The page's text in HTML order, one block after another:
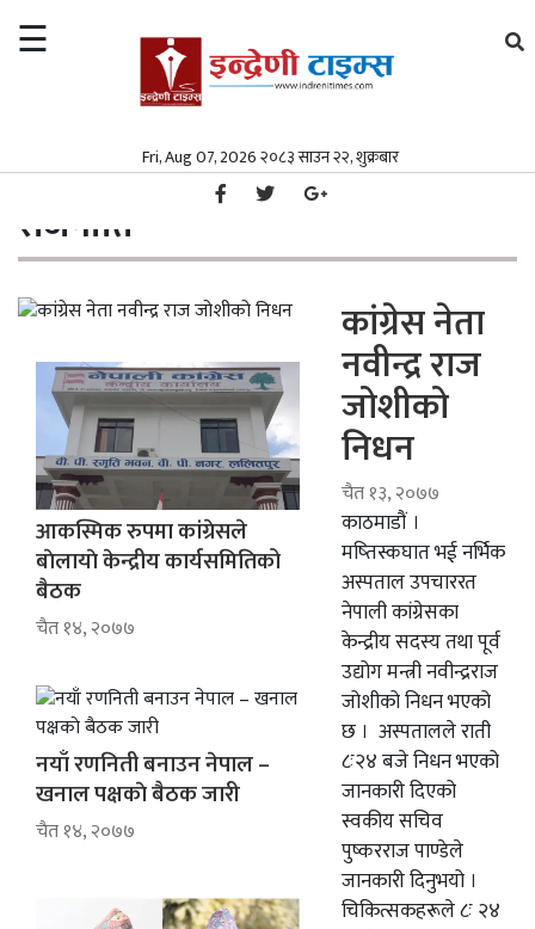
☰
Fri, Aug 07, 2026 २०८३ साउन २२, शुक्रबार
समाज
पत्रपत्रिका
मनोरञ्जन
विश्व
स्वास्थ्य
अर्थ/
वाणिज्य
शिक्षा
सम्पादकीय
संस्कृति/
संस्कार
प्रदेश
खेलकुद
पत्रपत्रिका
मनोरञ्जन
विश्व
स्वास्थ्य
अर्थ/
वाणिज्य
शिक्षा
सम्पादकीय
संस्कृति/
प्रदेश
खेलकुद
सूचना/
गृहपृष्ठ/ राजनीति
राजनीति
कांग्रेस नेता
नवीन्द्र राज
जोशीको
निधन
चैत १३, २०७७
काठमाडौं ।
मष्तिस्कघात भई नर्भिक
अस्पताल उपचाररत
नेपाली कांग्रेसका
केन्द्रीय सदस्य तथा पूर्व
उद्योग मन्त्री नवीन्द्रराज
जोशीको निधन भएको
छ । अस्पतालले राती
८ः२४ बजे निधन भएको
जानकारी दिएको
स्वकीय सचिव
पुष्करराज पाण्डेले
जानकारी दिनुभयो ।
चिकित्सकहरूले ८ः २४
आकस्मिक रुपमा कांग्रेसले
बाेलायाे केन्द्रीय कार्यसमितिको
बैठक
चैत १४, २०७७
नयाँ रणनिती बनाउन नेपाल –
खनाल पक्षकाे बैठक जारी
चैत १४, २०७७